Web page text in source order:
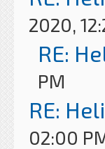
2020,
RE:
PM
RE:
02:00